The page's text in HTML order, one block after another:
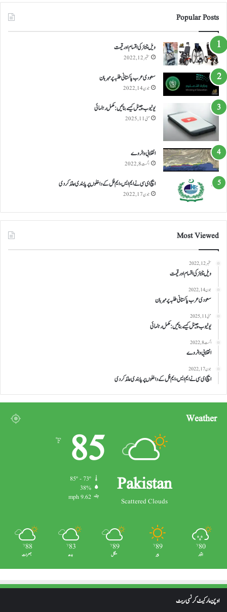
Popular Posts
ویل چیئر کی اقسام اور قیمت
ستمبر 12, 2022
سعودی عرب پاکستانی طلبہ پر مہربان
جون 14, 2022
یوٹیوب چینل کیسے بنائیں: مکمل رہنمائی
مئی 11, 2025
انقلابی واٹر وے
اگست 8, 2022
ایچ ای سی نے ایم ایس، ایم فل کے داخلوں پر پابندی عائد کر دی
جون 17, 2022
Most Viewed
ستمبر 12, 2022
ویل چیئر کی اقسام اور قیمت
جون 14, 2022
سعودی عرب پاکستانی طلبہ پر مہربان
مئی 11, 2025
یوٹیوب چینل کیسے بنائیں: مکمل رہنمائی
اگست 8, 2022
انقلابی واٹر وے
جون 17, 2022
ایچ ای سی نے ایم ایس، ایم فل کے داخلوں پر پابندی عائد کر دی
Weather
Pakistan
Scattered Clouds
85
℉
85º - 73º
38%
9.62 mph
80
℉
اتوار
89
℉
پیر
89
℉
منگل
83
℉
بدھ
88
℉
جمعرات
اوپن مارکیٹ کرنسی ریٹ